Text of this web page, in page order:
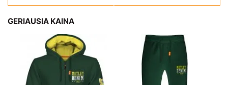
GERIAUSIA KAINA